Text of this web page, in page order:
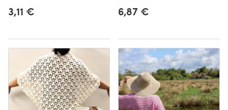
3,11 € 6,87 €